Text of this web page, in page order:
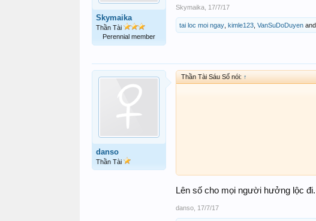
Skymaika
Thần Tài
Perennial member
Skymaika 17/7/17
tai loc moi ngay kimle123 VanSuDoDuyen and
danso
Thần Tài
Thần Tài Sáu Số nói: ↑
Lên số cho mọi người hưởng lộc đi.
danso 17/7/17